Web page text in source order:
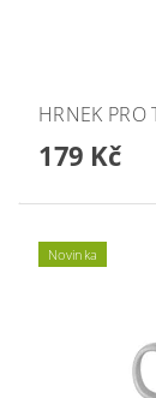
HRNEK PRO
179 Kč
Novinka